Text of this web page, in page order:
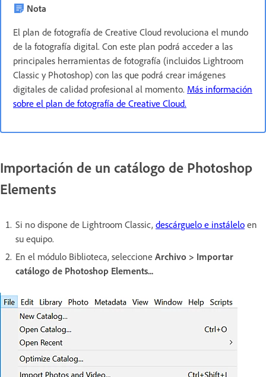
Nota
El plan de fotografía de Creative Cloud revoluciona el mundo
de la fotografía digital. Con este plan podrá acceder a las
principales herramientas de fotografía (incluidos Lightroom
Classic y Photoshop) con las que podrá crear imágenes
digitales de calidad profesional al momento. Más información
sobre el plan de fotografía de Creative Cloud.
Importación de un catálogo de Photoshop
Elements
Si no dispone de Lightroom Classic, descárguelo e instálelo en
su equipo.
En el módulo Biblioteca, seleccione Archivo > Importar
catálogo de Photoshop Elements...